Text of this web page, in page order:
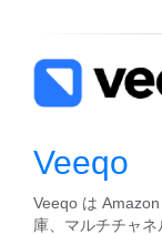
Veeqo
Veeqo は
庫、マルチチャ